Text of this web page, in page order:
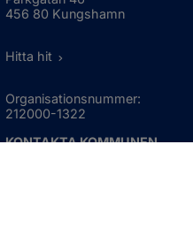
456 80 Kungshamn
Hitta hit
Organisationsnummer:
212000-1322
KONTAKTA KOMMUNEN